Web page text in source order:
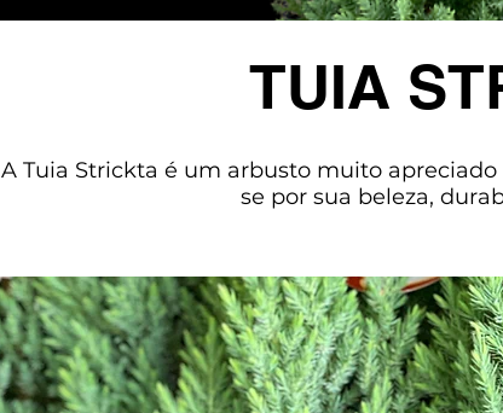
TUIA
A Tuia Strickta é um arbusto muito
se por sua beleza,